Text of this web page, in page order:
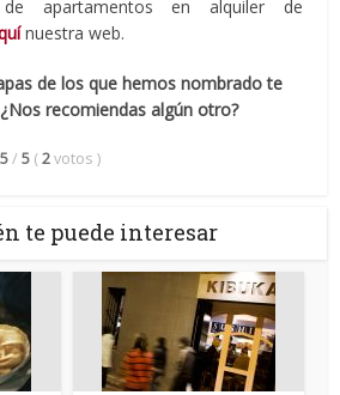
apartamentos en alquiler de
nuestra web.
de los que hemos nombrado te
recomiendas algún otro?
5/ 5 (2votos )
te puede interesar